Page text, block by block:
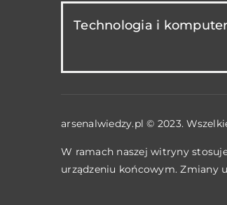
Technologia i
arsenalwiedzy.pl © 2023.
W ramach naszej witryny
urządzeniu końcowym. Zmiany